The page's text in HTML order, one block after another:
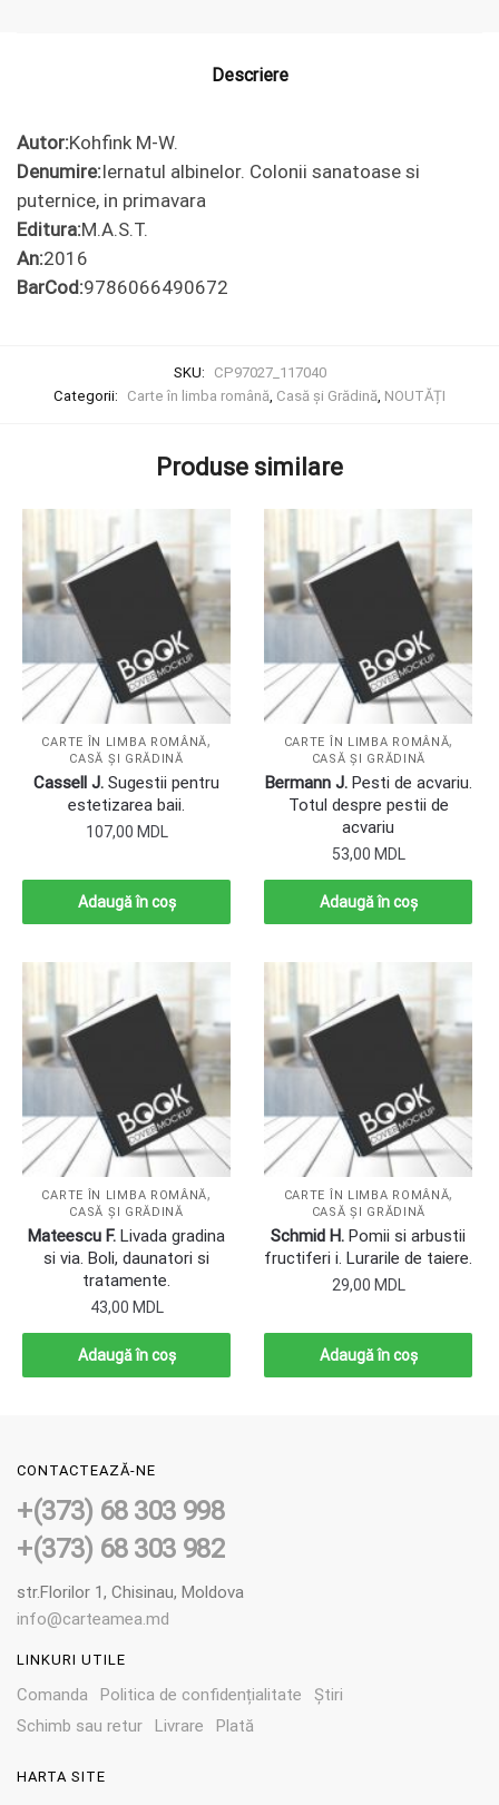
primavara
Descriere
Autor:Kohfink M-W.
Denumire:Iernatul albinelor. Colonii sanatoase si
puternice, in primavara
Editura:M.A.S.T.
An:2016
BarCod:9786066490672
SKU:
CP97027_117040
Categorii:
Carte în limba română, Casă și Grădină, NOUTĂȚI
Produse similare
CARTE ÎN LIMBA ROMÂNĂ,
CASĂ ȘI GRĂDINĂ
Cassell J. Sugestii pentru
estetizarea baii.
107,00 MDL
Adaugă în coș
CARTE ÎN LIMBA ROMÂNĂ,
CASĂ ȘI GRĂDINĂ
Bermann J.Pesti de acvariu.
Totul despre pestii de
acvariu
53,00 MDL
Adaugă în coș
CARTE ÎN LIMBA ROMÂNĂ,
CASĂ ȘI GRĂDINĂ
Mateescu F. Livada gradina
si via. Boli, daunatori si
tratamente.
43,00 MDL
Adaugă în coș
CARTE ÎN LIMBA ROMÂNĂ,
CASĂ ȘI GRĂDINĂ
Schmid H. Pomii si arbustii
fructiferi i. Lurarile de taiere.
29,00 MDL
Adaugă în coș
CONTACTEAZĂ-NE
+(373) 68 303 998
+(373) 68 303 982
str.Florilor 1, Chisinau, Moldova
info@carteamea.md
LINKURI UTILE
Comanda Politica de confidențialitate
Știri
Schimb sau retur
Livrare Plată
HARTA SITE